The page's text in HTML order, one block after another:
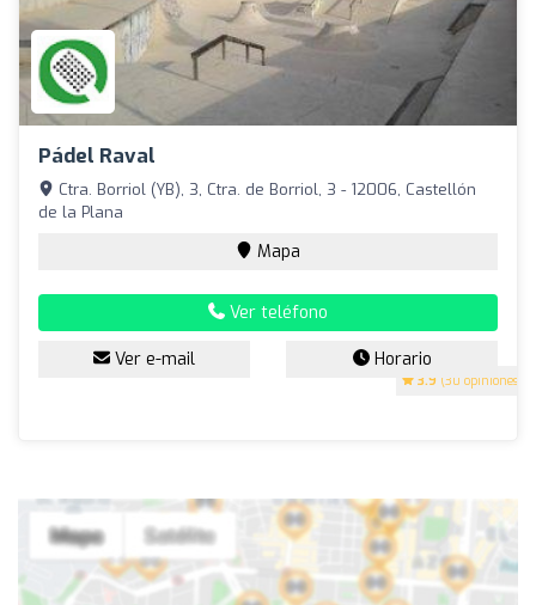
Pádel Raval
3.9 (30 opiniones)
Ctra. Borriol (YB), 3, Ctra. de Borriol, 3 - 12006, Castellón
de la Plana
Mapa
Ver teléfono
Ver e-mail Horario